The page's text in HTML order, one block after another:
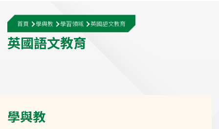
導
航
連
首頁 學與教 學習領域 英國語文教育
英國語文教育
navigation
學與教